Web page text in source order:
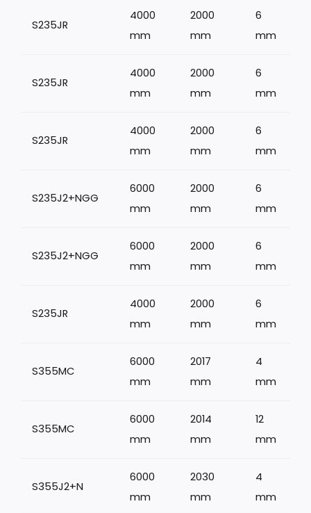
S235JR
4000
mm
2000
mm
6
mm
S235JR
4000
mm
2000
mm
6
mm
S235JR
4000
mm
2000
mm
6
mm
S235J2+NGG
6000
mm
2000
mm
6
mm
S235J2+NGG
6000
mm
2000
mm
6
mm
S235JR
4000
mm
2000
mm
6
mm
S355MC
6000
mm
2017
mm
4
mm
S355MC
6000
mm
2014
mm
12
mm
S355J2+N
6000
mm
2030
mm
4
mm